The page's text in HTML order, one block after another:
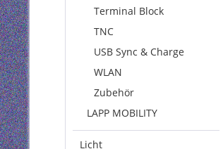
Terminal Block
TNC
USB Sync & Charge
WLAN
Zubehör
LAPP MOBILITY
Licht